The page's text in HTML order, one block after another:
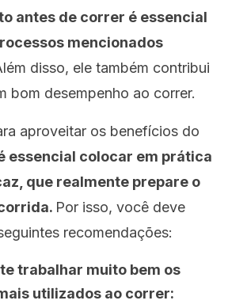
antes de correr é essencial
mencionados
disso, ele também contribui
bom desempenho ao correr.
aproveitar os benefícios do
essencial colocar em prática
que realmente prepare o
Por isso, você deve
recomendações:
trabalhar muito bem os
utilizados ao correr: